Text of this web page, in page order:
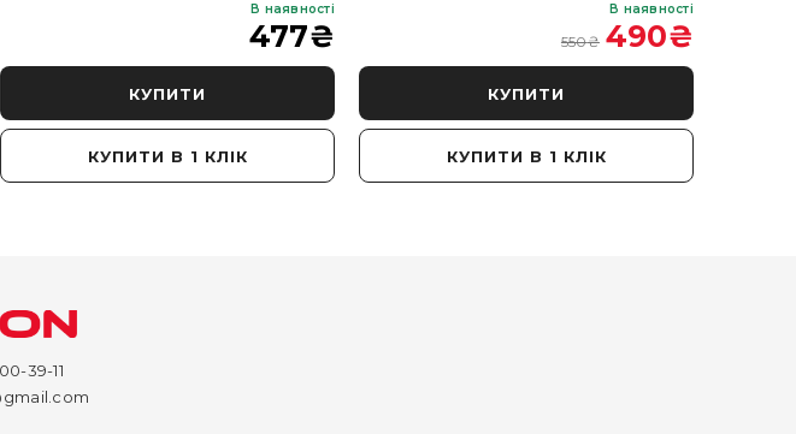
В наявності
477₴
КУПИТИ
КУПИТИ В 1 КЛІК
В наявності
550₴ 490₴
КУПИТИ
КУПИТИ В 1 КЛІК
39-11